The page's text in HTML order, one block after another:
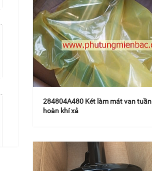
284804A480 Két làm mát van tuần
hoàn khí xả